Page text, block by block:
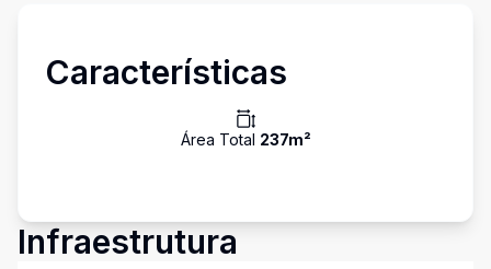
Características
Área Total 237m²
Infraestrutura